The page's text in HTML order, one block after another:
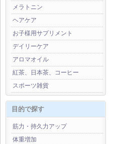
メラトニン
ヘアケア
お子様用サプリメント
デイリーケア
アロマオイル
紅茶、日本茶、コーヒー
スポーツ雑貨
目的で探す
筋力・持久力アップ
体重増加